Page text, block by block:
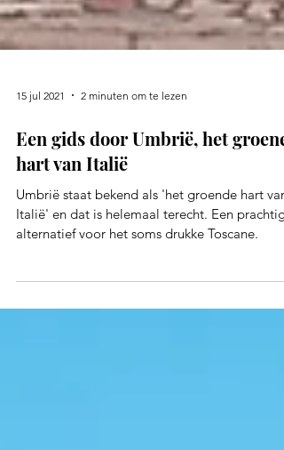
15 jul 2021 2 minuten om te lezen
Een gids door Umbrië, het groene
hart van Italië
alternatief voor het soms drukke Toscane.